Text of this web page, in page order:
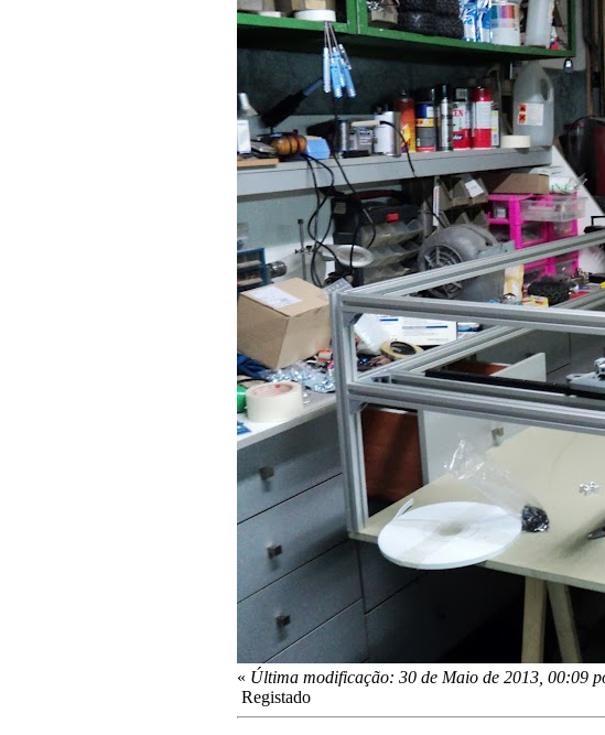
« Última modificação: 30 de Maio de 2013, 00:09
Registado